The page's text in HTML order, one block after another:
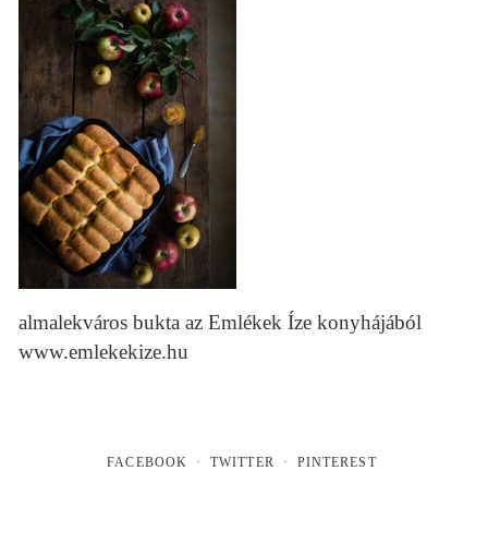
almalekváros bukta az Emlékek Íze konyhájából
www.emlekekize.hu
FACEBOOK TWITTER PINTEREST